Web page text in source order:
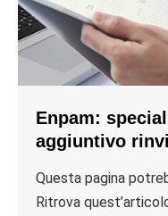
Enpam:
aggiuntivo
Questa pagina
Ritrova